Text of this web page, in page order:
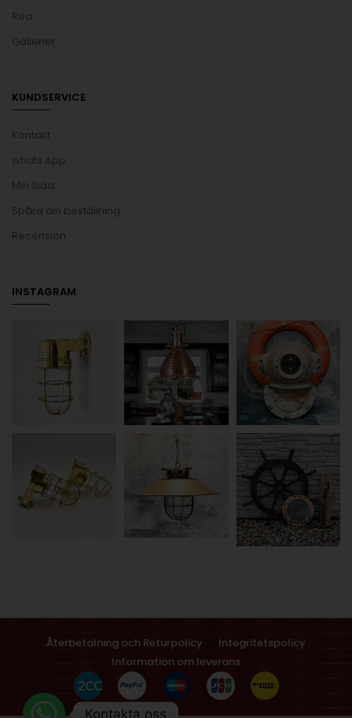
Rea
Gallerier
KUNDSERVICE
Kontakt
whats App
Min Sida
Spåra din beställning
Recension
INSTAGRAM
Återbetalning och Returpolicy
Integritetspolicy
Information om leverans
Kontakta oss